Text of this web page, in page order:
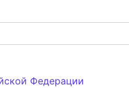
Федерации